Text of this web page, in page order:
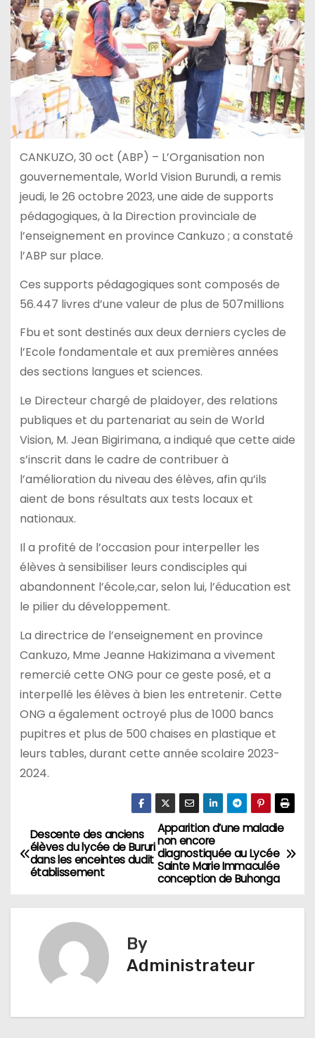
CANKUZO, 30 oct (ABP) – L’Organisation non
gouvernementale, World Vision Burundi, a remis
jeudi, le 26 octobre 2023, une aide de supports
pédagogiques, à la Direction provinciale de
l’enseignement en province Cankuzo ; a constaté
l’ABP sur place.
Ces supports pédagogiques sont composés de
56.447 livres d’une valeur de plus de 507millions
Fbu et sont destinés aux deux derniers cycles de
l’Ecole fondamentale et aux premières années
des sections langues et sciences.
Le Directeur chargé de plaidoyer, des relations
publiques et du partenariat au sein de World
Vision, M. Jean Bigirimana, a indiqué que cette aide
s’inscrit dans le cadre de contribuer à
l’amélioration du niveau des élèves, afin qu’ils
aient de bons résultats aux tests locaux et
nationaux.
Il a profité de l’occasion pour interpeller les
élèves à sensibiliser leurs condisciples qui
abandonnent l’école,car, selon lui, l’éducation est
le pilier du développement.
La directrice de l’enseignement en province
Cankuzo, Mme Jeanne Hakizimana a vivement
remercié cette ONG pour ce geste posé, et a
interpellé les élèves à bien les entretenir. Cette
ONG a également octroyé plus de 1000 bancs
pupitres et plus de 500 chaises en plastique et
leurs tables, durant cette année scolaire 2023-
2024.
Navigation
de
Apparition d’une maladie
non encore
diagnostiquée au Lycée
Sainte Marie Immaculée
conception de Buhonga
Descente des anciens
élèves du lycée de Bururi
dans les enceintes dudit
établissement
By
Administrateur